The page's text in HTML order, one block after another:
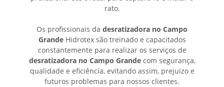
rato.
Os profissionais da desratizadora no Campo
GrandeHidrotex são treinado e capacitados
constantemente para realizar os serviços de
desratizadora no Campo Grandecom segurança,
qualidade e eficiência, evitando assim, prejuizo e
futuros problemas para nossos clientes.